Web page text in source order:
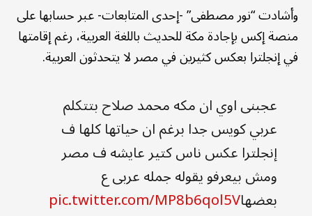
وأشادت “نور مصطفى” -إحدى المتابعات- عبر حسابها على
منصة إكس بإجادة مكة للحديث باللغة العربية، رغم إقامتها
في إنجلترا بعكس كثيرين في مصر لا يتحدثون العربية.
عجبنى اوي ان مكه محمد صلاح بتتكلم
عربي كويس جدا برغم ان حياتها كلها ف
إنجلترا عكس ناس كتير عايشه ف مصر
ومش بيعرفو يقوله جمله عربى ع
بعضهاpic.twitter.com/MP8b6qol5V